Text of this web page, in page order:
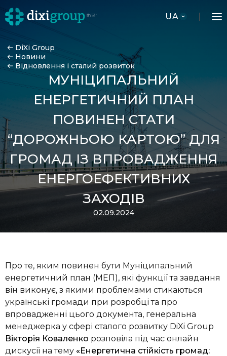
UA
DiXi Group
Новини
Відновлення і сталий розвиток
МУНІЦИПАЛЬНИЙ
ЕНЕРГЕТИЧНИЙ ПЛАН
ПОВИНЕН СТАТИ
“ДОРОЖНЬОЮ КАРТОЮ” ДЛЯ
ГРОМАД ІЗ ВПРОВАДЖЕННЯ
ЕНЕРГОЕФЕКТИВНИХ
ЗАХОДІВ
02.09.2024
Про те, яким повинен бути Муніципальний
енергетичний план (МЕП), які функції та завдання
він виконує, з якими проблемами стикаються
українські громади при розробці та про
впровадженні цього документа, генеральна
менеджерка у сфері сталого розвитку DiXi Group
Вікторія Коваленко розповіла під час онлайн
дискусії на тему «Енергетична стійкість громад: